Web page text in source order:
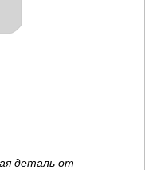
деталь от